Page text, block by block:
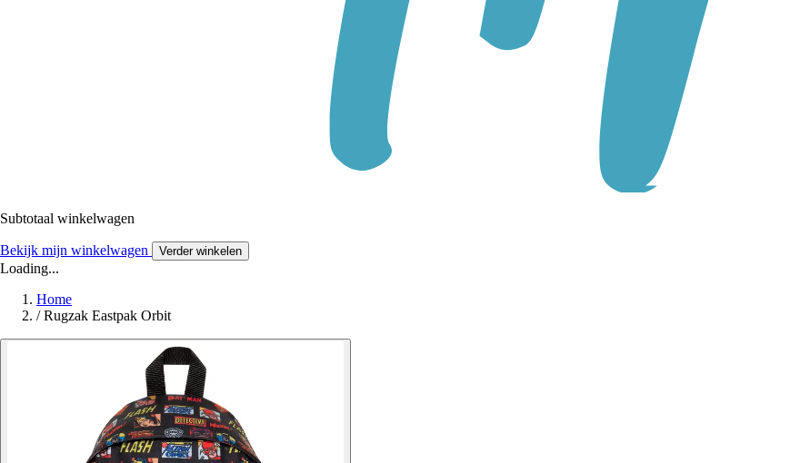
Subtotaal winkelwagen
Bekijk mijn winkelwagen Verder winkelen
Loading...
Home
/ Rugzak Eastpak Orbit